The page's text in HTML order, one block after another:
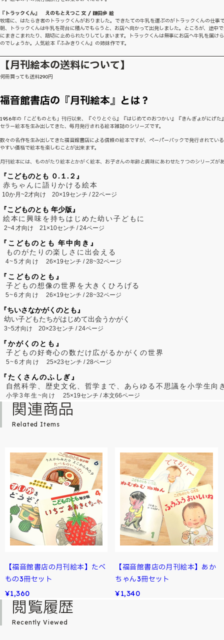
『トラックくん』 えのもとえつこ 文 / 鎌田歩 絵
牧場に、はたらき者のトラックくんがおりました。できたての牛乳を運ぶのがトラックくんの仕事
朝、トラックくんは牛乳を荷台に積んでもらうと、お店へ向かって出発しました。ところが、途中
にまきこまれたり、踏切に止められたりしてしまいます。トラックくんは無事にお店へ牛乳を届け
のでしょうか。人気絵本『ふみきりくん』の姉妹作です。
【月刊絵本の送料について】
何冊買っても送料290円
福音館書店の『月刊絵本』とは？
1956年の「こどものとも」刊行以来、『ぐりとぐら』『はじめてのおつかい』『きんぎょがにげた
セラー絵本を生み出してきた、毎月発行される絵本雑誌のシリーズです。
数々の名作を生み出してきた福音館書店による信頼の絵本ですが、ペーパーバックで発行されてい
やすい価格で絵本を楽しむことが出来ます。
月刊絵本には、ものがたり絵本とかがく絵本、お子さんの年齢と興味にあわせた７つのシリーズが
『こどものとも ０.１.２』
赤ちゃんに語りかける絵本
10か月~2才向け 20×19センチ / 22ページ
『こどものとも 年少版』
絵本に興味を持ちはじめた幼い子どもに
2~4才向け 21×10センチ / 24ページ
『こどものとも 年中向き』
ものがたりの楽しさに出会える
4~5才向け26×19センチ / 28~32ページ
『こどものとも』
子どもの想像の世界を大きくひろげる
5~6才向け26×19センチ / 28~32ページ
『ちいさなかがくのとも』
幼い子どもたちがはじめて出会うかがく
3~5才向け 20×23センチ / 24ページ
『かがくのとも』
子どもの好奇心の数だけ広がるかがくの世界
5~6才向け25×23センチ / 28ページ
『たくさんのふしぎ』
自然科学、歴史文化、哲学まで、あらゆる不思議を小学生向
小学3年生~向け 25×19センチ / 本文66ページ
関連商品
Related Items
【福音館書店の月刊絵本】たべ
もの3冊セット
¥1,360
【福音館書店の月刊絵本】あか
ちゃん3冊セット
¥1,340
閲覧履歴
Recently Viewed